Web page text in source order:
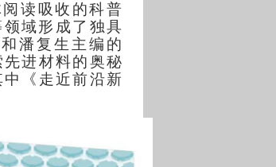
读吸收的科普
域形成了独具
潘复生主编的
先进材料的奥秘
《走近前沿新